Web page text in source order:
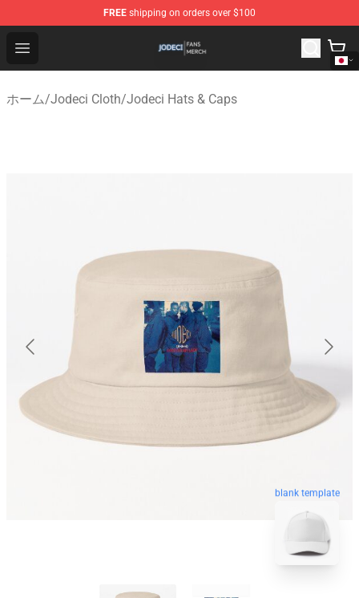
FREE shipping on orders over $100
Open menu
Jodeci Shop - Official Jodeci Merchandise Store
ホーム/Jodeci Cloth/Jodeci Hats & Caps
blank template